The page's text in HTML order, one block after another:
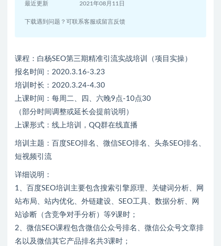
最近更新 2021年08月11日
下载遇到问题？可联系客服或留言反馈
课程：白杨SEO第三期精准引流实战培训（项目实操）
报名时间：2020.3.16-3.23
培训时长：2020.3.24-4.30
上课时间：每周二、四、六晚9点-10点30
（部分时间调整或延长会提前说明）
上课形式：线上培训，QQ群在线直播
培训主题：百度SEO排名、微信SEO排名、头条SEO排名、
短视频引流
详细说明：
1、百度SEO培训主要包含搜索引擎原理、关键词分析、网
站布局、站内优化、外链建设、SEO工具、数据分析、网
站诊断（含竞争对手分析）等9课时；
2、微信SEO课程包含微信公众号排名、微信公众号文章排
名以及微信其它产品排名共3课时；